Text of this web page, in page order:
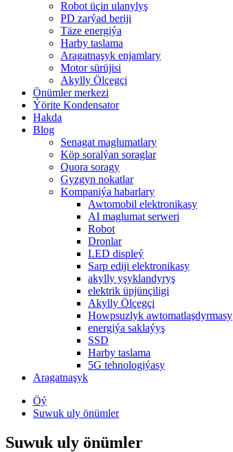
Robot üçin ulanylyş
PD zarýad beriji
Täze energiýa
Harby taslama
Aragatnaşyk enjamlary
Motor sürüjisi
Akylly Ölçegçi
Önümler merkezi
Ýörite Kondensator
Hakda
Blog
Senagat maglumatlary
Köp soralýan soraglar
Quora soragy
Gyzgyn nokatlar
Kompaniýa habarlary
Awtomobil elektronikasy
AI maglumat serweri
Robot
Dronlar
LED displeý
Sarp ediji elektronikasy
akylly yşyklandyryş
elektrik üpjünçiligi
Akylly Ölçegçi
Howpsuzlyk awtomatlaşdyrmasy
energiýa saklaýyş
SSD
Harby taslama
5G tehnologiýasy
Aragatnaşyk
Öý
Suwuk uly önümler
Suwuk uly önümler